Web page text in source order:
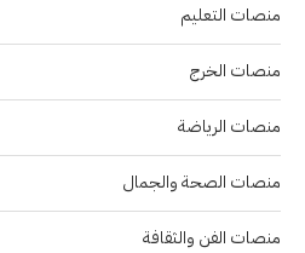
منصات التعليم
منصات الخرج
منصات الرياضة
منصات الصحة والجمال
منصات الفن والثقافة